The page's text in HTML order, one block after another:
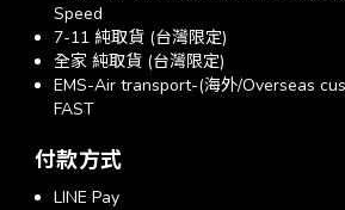
Speed
7-11 純取貨 (台灣限定)
全家 純取貨 (台灣限定)
EMS-Air transport-(海外/Overseas
FAST
付款方式
LINE Pay